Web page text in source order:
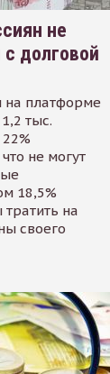
не
долговой
на платформе
тыс.
не могут
18,5%
на
своего